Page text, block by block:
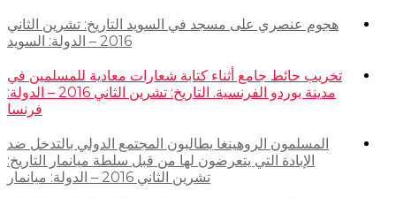
هجوم عنصري على مسجد في السويد التاريخ: تشرين الثاني
2016 – الدولة: السويد
تخريب حائط جامع أثناء كتابة شعارات معادية للمسلمين في
مدينة بوردو الفرنسية. التاريخ: تشرين الثاني 2016 – الدولة:
فرنسا
المسلمون الروهينغا يطالبون المجتمع الدولي بالتدخل ضد
الإبادة التي يتعرضون لها من قبل سلطة ميانمار التاريخ:
تشرين الثاني 2016 – الدولة: ميانمار